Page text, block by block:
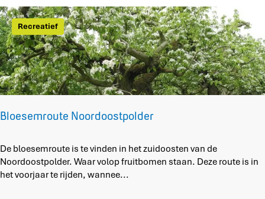
s
t
p
o
l
d
e
r
(
3
r
o
e
v
e
n
V
n
r
V
a
Bloesemroute Noordoostpolder
B
l
o
Recreatief
De bloesemroute is te vinden in het zuidoosten van de
Noordoostpolder. Waar volop fruitbomen staan. Deze route is in
het voorjaar te rijden, wannee...